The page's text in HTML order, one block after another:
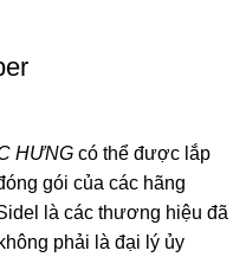
HƯNG có thể được lắp
gói của các hãng
là các thương hiệu đã
phải là đại lý ủy